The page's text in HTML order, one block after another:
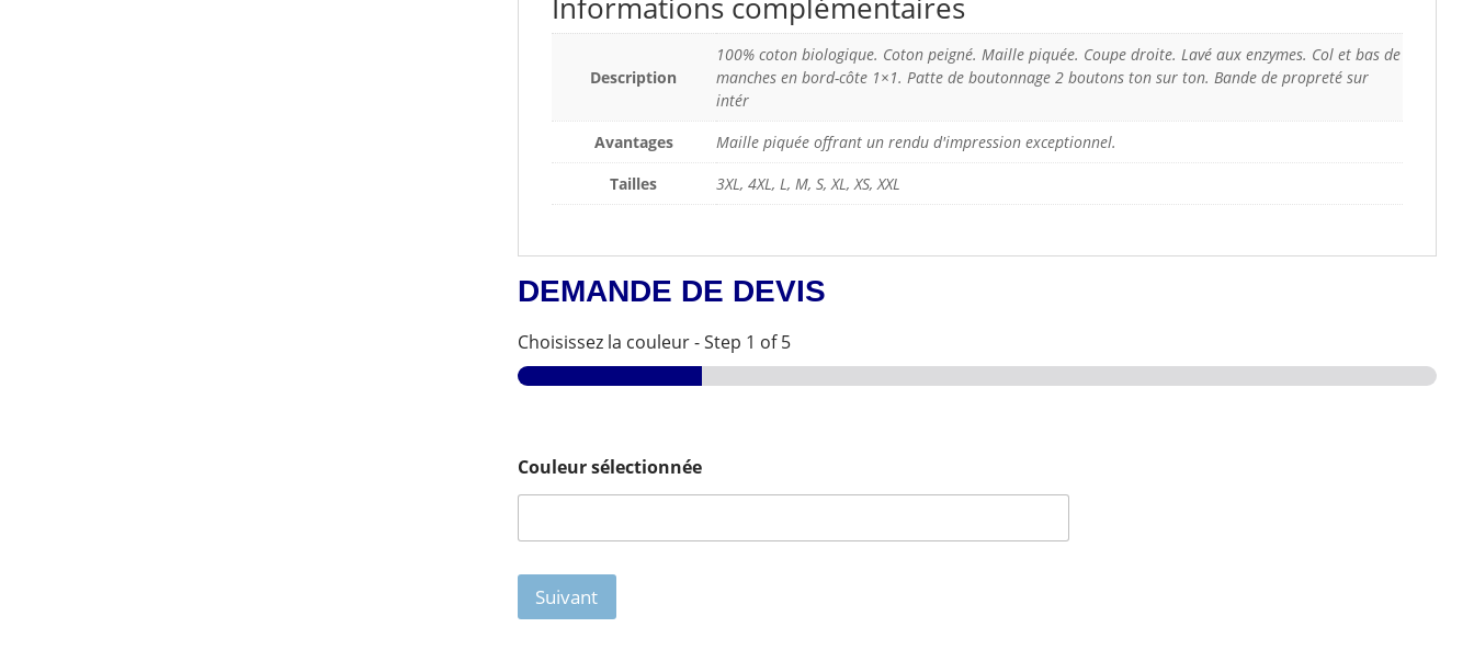
Description
100% coton biologique. Coton peigné. Maille piquée. Coupe droite. Lavé aux enzymes. Col et bas de
manches en bord-côte 1×1. Patte de boutonnage 2 boutons ton sur ton. Bande de propreté sur
intér
Avantages
Maille piquée offrant un rendu d'impression exceptionnel.
Tailles
3XL, 4XL, L, M, S, XL, XS, XXL
DEMANDE DE DEVIS
Choisissez la couleur-Step 1 of 5
Couleur sélectionnée
Suivant